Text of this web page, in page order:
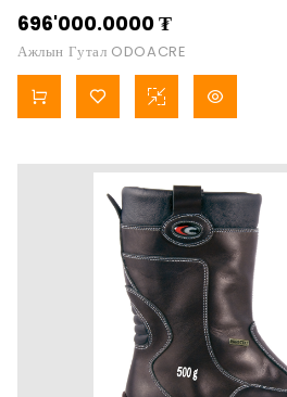
696'000.0000₮
Ажлын Гутал ODOACRE